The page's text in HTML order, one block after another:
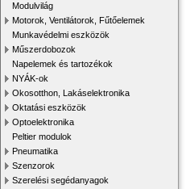
Modulvilág
Motorok, Ventilátorok, Fűtőelemek
Munkavédelmi eszközök
Műszerdobozok
Napelemek és tartozékok
NYÁK-ok
Okosotthon, Lakáselektronika
Oktatási eszközök
Optoelektronika
Peltier modulok
Pneumatika
Szenzorok
Szerelési segédanyagok